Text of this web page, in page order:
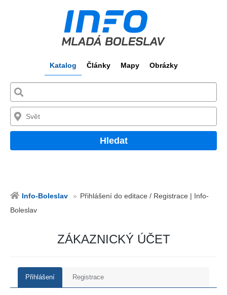
Katalog Články Mapy Obrázky
Hledat
Info-Boleslav
Přihlášení do editace / Registrace | Info-
Boleslav
ZÁKAZNICKÝ ÚČET
Přihlášení Registrace